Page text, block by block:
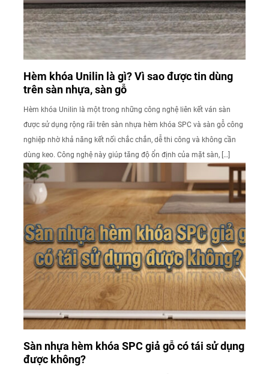
Hèm khóa Unilin là gì? Vì sao được tin dùng
trên sàn nhựa, sàn gỗ
Hèm khóa Unilin là một trong những công nghệ liên kết ván sàn
được sử dụng rộng rãi trên sàn nhựa hèm khóa SPC và sàn gỗ công
nghiệp nhờ khả năng kết nối chắc chắn, dễ thi công và không cần
dùng keo. Công nghệ này giúp tăng độ ổn định của mặt sàn, […]
Sàn nhựa hèm khóa SPC giả gỗ có tái sử dụng
được không?